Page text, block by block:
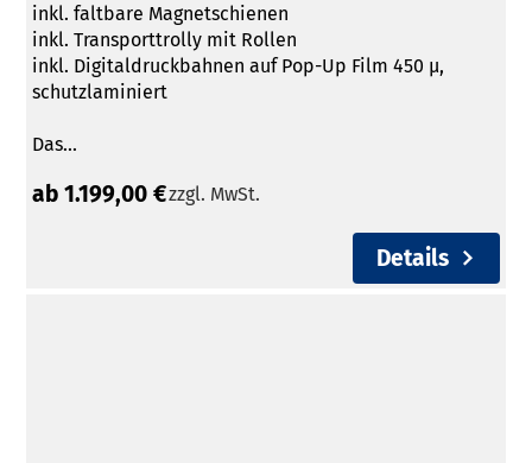
inkl. faltbare Magnetschienen
inkl. Transporttrolly mit Rollen
inkl. Digitaldruckbahnen auf Pop-Up Film 450 µ,
schutzlaminiert
Das...
ab 1.199,00 €zzgl. MwSt.
Details